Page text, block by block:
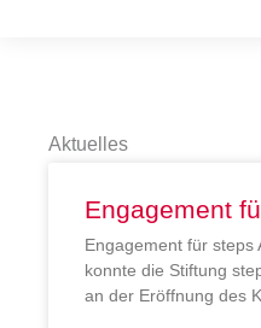
Aktuelles
Engagement
Engagement für steps
konnte die Stiftung
an der Eröffnung des